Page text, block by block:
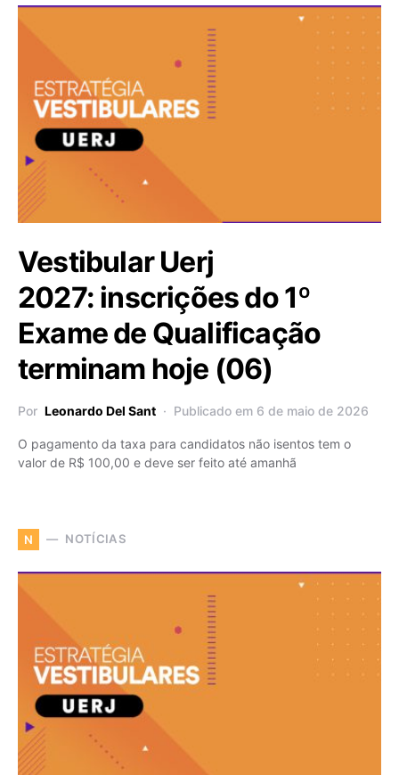
Vestibular Uerj
2027: inscrições do 1º
Exame de Qualificação
terminam hoje (06)
Por Leonardo Del Sant Publicado em 6 de maio de 2026
O pagamento da taxa para candidatos não isentos tem o
valor de R$ 100,00 e deve ser feito até amanhã
N NOTÍCIAS